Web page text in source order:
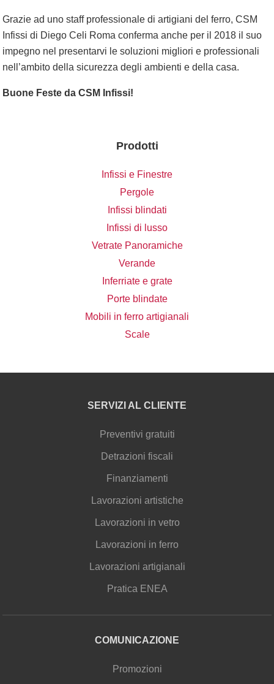
Grazie ad uno staff professionale di artigiani del ferro, CSM
Infissi di Diego Celi Roma conferma anche per il 2018 il suo
impegno nel presentarvi le soluzioni migliori e professionali
nell’ambito della sicurezza degli ambienti e della casa.
Buone Feste da CSM Infissi!
Prodotti
Infissi e Finestre
Pergole
Infissi blindati
Infissi di lusso
Vetrate Panoramiche
Verande
Inferriate e grate
Porte blindate
Mobili in ferro artigianali
Scale
SERVIZI AL CLIENTE
Preventivi gratuiti
Detrazioni fiscali
Finanziamenti
Lavorazioni artistiche
Lavorazioni in vetro
Lavorazioni in ferro
Lavorazioni artigianali
Pratica ENEA
COMUNICAZIONE
Promozioni